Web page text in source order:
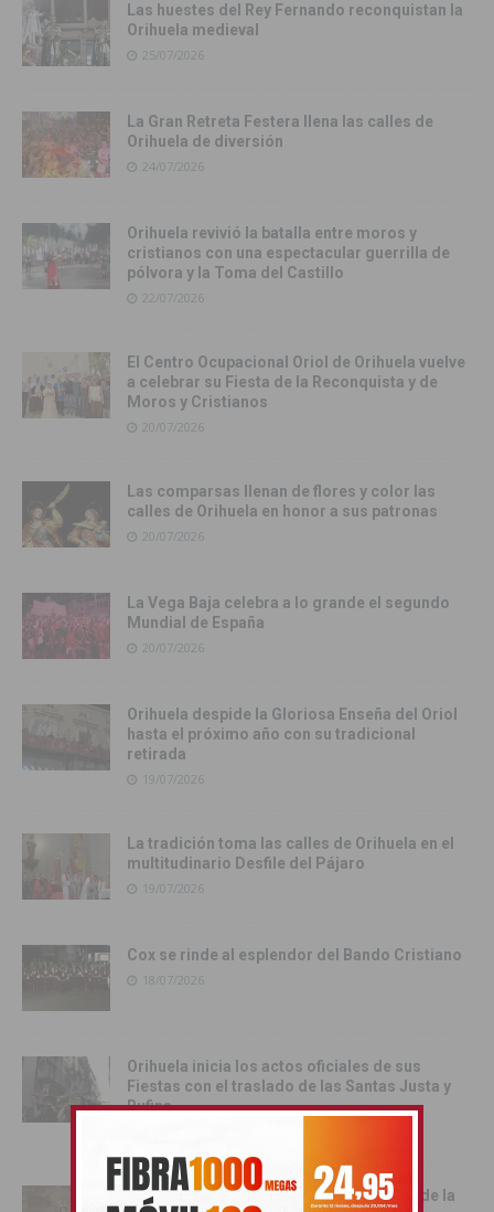
Las huestes del Rey Fernando reconquistan la
Orihuela medieval
25/07/2026
La Gran Retreta Festera llena las calles de
Orihuela de diversión
24/07/2026
Orihuela revivió la batalla entre moros y
cristianos con una espectacular guerrilla de
pólvora y la Toma del Castillo
22/07/2026
El Centro Ocupacional Oriol de Orihuela vuelve
a celebrar su Fiesta de la Reconquista y de
Moros y Cristianos
20/07/2026
Las comparsas llenan de flores y color las
calles de Orihuela en honor a sus patronas
20/07/2026
La Vega Baja celebra a lo grande el segundo
Mundial de España
20/07/2026
Orihuela despide la Gloriosa Enseña del Oriol
hasta el próximo año con su tradicional
retirada
19/07/2026
La tradición toma las calles de Orihuela en el
multitudinario Desfile del Pájaro
19/07/2026
Cox se rinde al esplendor del Bando Cristiano
18/07/2026
Orihuela inicia los actos oficiales de sus
Fiestas con el traslado de las Santas Justa y
Rufina
Cox vive su día grande con la procesión de la